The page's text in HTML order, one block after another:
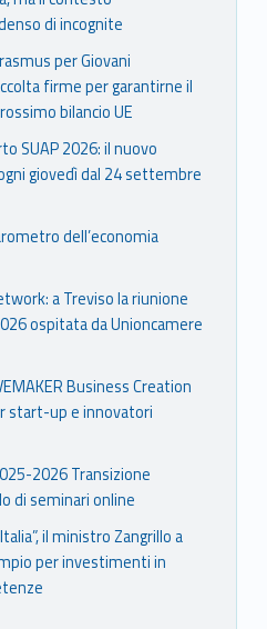
di incognite
per Giovani
firme per garantirne il
bilancio UE
SUAP 2026: il nuovo
giovedì dal 24 settembre
dell’economia
a Treviso la riunione
ospitata da Unioncamere
Business Creation
start-up e innovatori
2026 Transizione
di seminari online
il ministro Zangrillo a
per investimenti in